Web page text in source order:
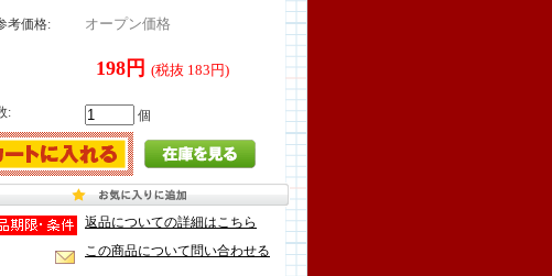
考価格: オープン価格
198円 (税抜 183円)
: 個
返品についての詳細はこちら
この商品について問い合わせる